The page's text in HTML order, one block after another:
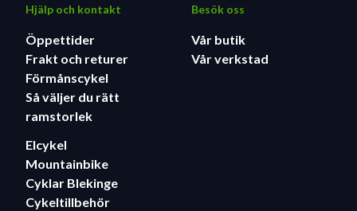
internationellt kända Virginia Polytech Institute
FS3 Passformssystem och justering vid skallbasen
optimerar komfort genom att anpassa
passformen till individens huvudform, och
hjälmens vinkel kan justeras för att anpassas efter
t.ex. glasögon.
Justerbar Tri-Fix-delare tillsammans med 10 mm
tunt vävda remmar ger ökad komfort.
Få glasögonen ur vägen smidigt genom att sätta
dem i hjälmen, där de sitter kvar tills du behöver
Hjälp och kontakt
Öppettider
Frakt och returer
Förmånscykel
Så väljer du rätt
ramstorlek
Elcykel
Mountainbike
Cyklar Blekinge
Cykeltillbehör
Besök oss
Vår butik
Vår verkstad